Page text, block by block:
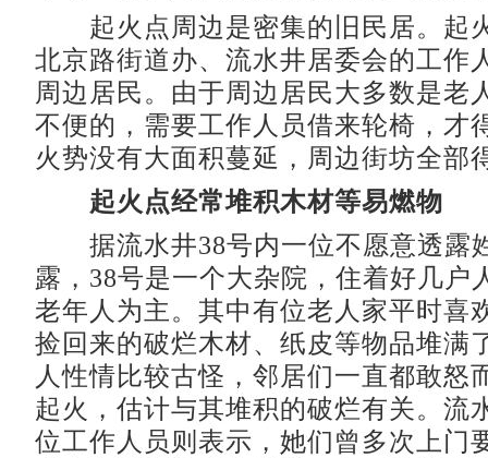
起火点周边是密集的旧民居。起
北京路街道办、流水井居委会的工作
周边居民。由于周边居民大多数是老
不便的，需要工作人员借来轮椅，才
火势没有大面积蔓延，周边街坊全部
起火点经常堆积木材等易燃物
据流水井38号内一位不愿意透露
露，38号是一个大杂院，住着好几户
老年人为主。其中有位老人家平时喜
捡回来的破烂木材、纸皮等物品堆满
人性情比较古怪，邻居们一直都敢怒
起火，估计与其堆积的破烂有关。流
位工作人员则表示，她们曾多次上门